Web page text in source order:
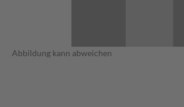
Abbildung kann abweichen